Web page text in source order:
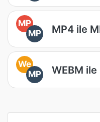
MP
MP
MP4 ile
We
MP
WEBM ile